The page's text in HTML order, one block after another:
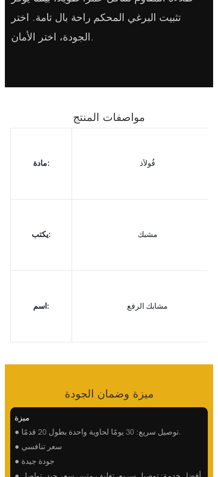
تثبيت البرغي المحكم راحة بال تامة. اختر
الجودة، اختر الأمان.
مواصفات المنتج
مادة: فُولاَذ
يكتب: مشبك
اسم: مشابك الرفع
ميزة وضمان الجودة
ميزة
● توصيل سريع: 30 يومًا لحاوية واحدة بطول 20 قدمًا.
● سعر تنافسي
● جودة جيدة